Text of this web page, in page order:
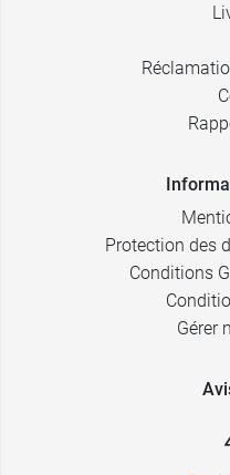
Protection des
Conditions
Gérer